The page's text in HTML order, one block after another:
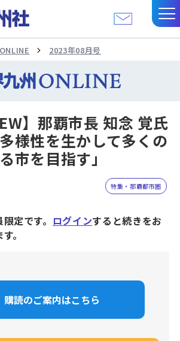
2023年08月号
】那覇市長 知念 覚氏
多様性を生かして多くの
市を目指す」
特集・那覇都市圏
定です。 ログインすると続きをお
。
購読のご案内はこちら